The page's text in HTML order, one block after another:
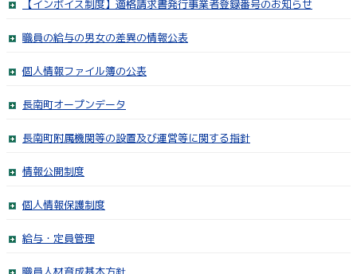
【インボイス制度】適格請求書発行事業者登録番号のお知らせ
職員の給与の男女の差異の情報公表
個人情報ファイル簿の公表
長南町オープンデータ
長南町附属機関等の設置及び運営等に関する指針
情報公開制度
個人情報保護制度
給与・定員管理